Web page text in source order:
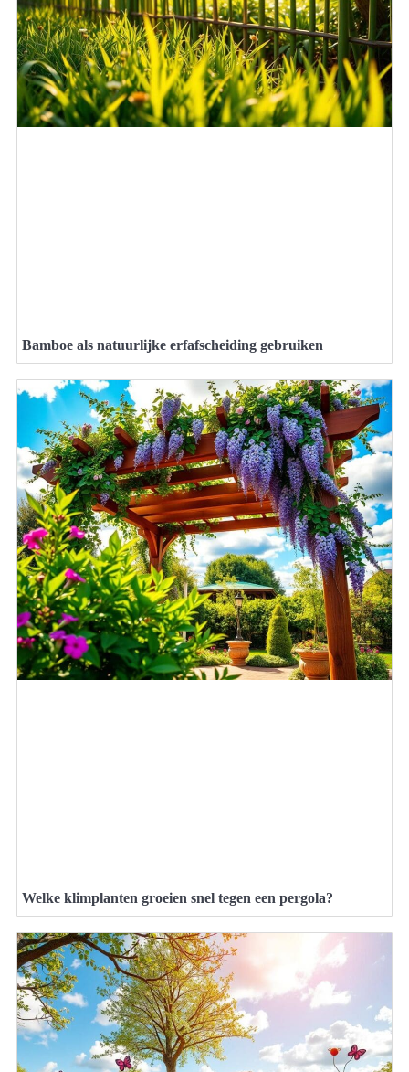
Bamboe als natuurlijke erfafscheiding gebruiken
Welke klimplanten groeien snel tegen een pergola?